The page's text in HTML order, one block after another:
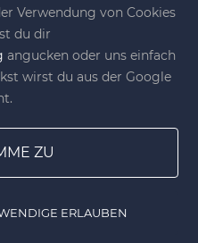
#selber_nähen
#Werkeln
Welt
Verwendung von Cookies
du dir
angucken oder uns einfach
wirst du aus der Google
ZU
ERLAUBEN